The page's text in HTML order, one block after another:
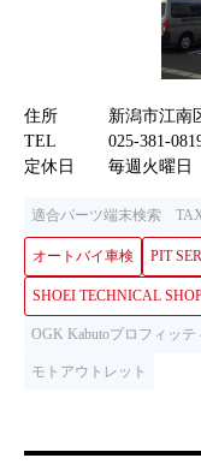
住所
新潟市江南
TEL
025-381-
定休日
毎週火曜日
適合パーツ端末検索
オートバイ車検 PIT
SHOEI TECHNICAL
OGK Kabutoプロフィッ
モトアウトレット